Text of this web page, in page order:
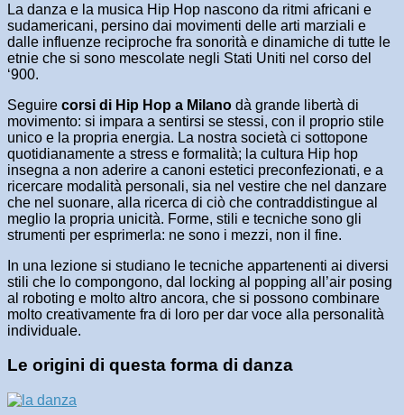
La danza e la musica Hip Hop nascono da ritmi africani e
sudamericani, persino dai movimenti delle arti marziali e
dalle influenze reciproche fra sonorità e dinamiche di tutte le
etnie che si sono mescolate negli Stati Uniti nel corso del
‘900.
Seguire corsi di Hip Hop a Milano dà grande libertà di
movimento: si impara a sentirsi se stessi, con il proprio stile
unico e la propria energia. La nostra società ci sottopone
quotidianamente a stress e formalità; la cultura Hip hop
insegna a non aderire a canoni estetici preconfezionati, e a
ricercare modalità personali, sia nel vestire che nel danzare
che nel suonare, alla ricerca di ciò che contraddistingue al
meglio la propria unicità. Forme, stili e tecniche sono gli
strumenti per esprimerla: ne sono i mezzi, non il fine.
In una lezione si studiano le tecniche appartenenti ai diversi
stili che lo compongono, dal locking al popping all’air posing
al roboting e molto altro ancora, che si possono combinare
molto creativamente fra di loro per dar voce alla personalità
individuale.
Le origini di questa forma di danza